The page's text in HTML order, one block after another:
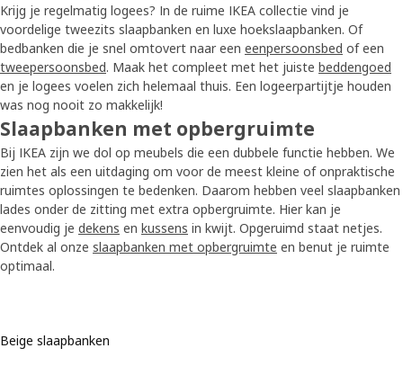
Krijg je regelmatig logees? In de ruime IKEA collectie vind je
voordelige tweezits slaapbanken en luxe hoekslaapbanken. Of
bedbanken die je snel omtovert naar een eenpersoonsbed of een
tweepersoonsbed. Maak het compleet met het juiste beddengoed
en je logees voelen zich helemaal thuis. Een logeerpartijtje houden
was nog nooit zo makkelijk!
Slaapbanken met opbergruimte
Bij IKEA zijn we dol op meubels die een dubbele functie hebben. We
zien het als een uitdaging om voor de meest kleine of onpraktische
ruimtes oplossingen te bedenken. Daarom hebben veel slaapbanken
lades onder de zitting met extra opbergruimte. Hier kan je
eenvoudig je dekens en kussens in kwijt. Opgeruimd staat netjes.
Ontdek al onze slaapbanken met opbergruimte en benut je ruimte
optimaal.
Beige slaapbanken